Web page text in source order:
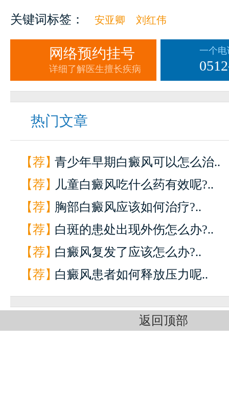
关键词标签： 安亚卿 刘红伟
网络预约挂号
详细了解医生擅长疾病
一个
热门文章
【荐】青少年早期白癜风可以怎么治..
【荐】 儿童白癜风吃什么药有效呢?..
【荐】胸部白癜风应该如何治疗?..
【荐】白斑的患处出现外伤怎么办?..
【荐】白癜风复发了应该怎么办?..
【荐】白癜风患者如何释放压力呢..
返回顶部